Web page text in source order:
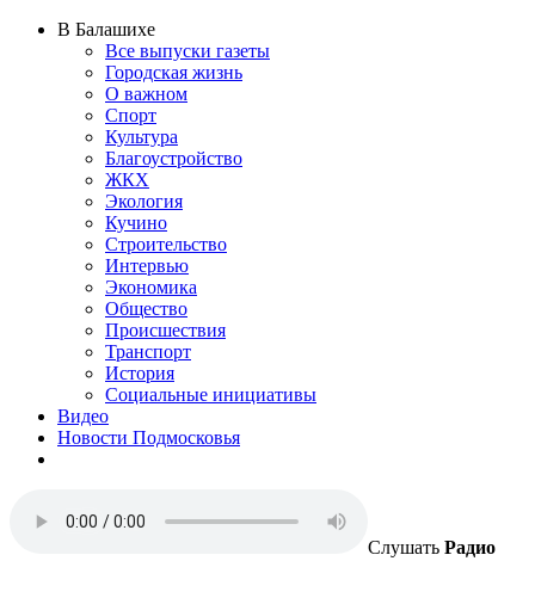
В Балашихе
Все выпуски газеты
Городская жизнь
О важном
Спорт
Культура
Благоустройство
ЖКХ
Экология
Кучино
Строительство
Интервью
Экономика
Общество
Происшествия
Транспорт
История
Социальные инициативы
Видео
Новости Подмосковья
Слушать Радио